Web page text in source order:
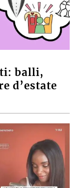
balli,
d’estate